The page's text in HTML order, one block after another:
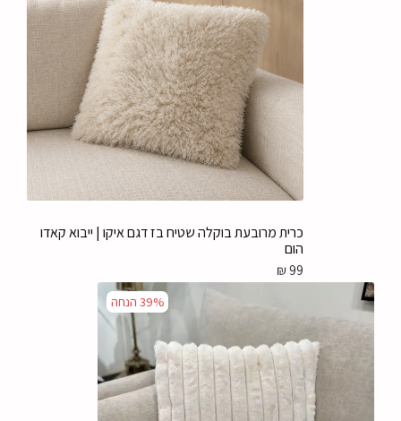
כרית מרובעת בוקלה שטיח בז דגם איקו | ייבוא קאדו
הום
₪99
39% הנחה